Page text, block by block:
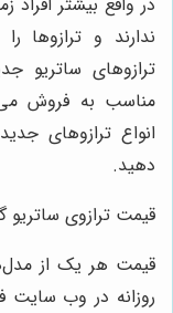
و ترازوها
ساتریو
به فروش
ترازوهای جدید
ترازوی ساتریو
هر یک از
در وب سایت